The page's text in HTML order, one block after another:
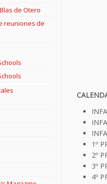
de Otero
reuniones de
1º
2º
3º
4º